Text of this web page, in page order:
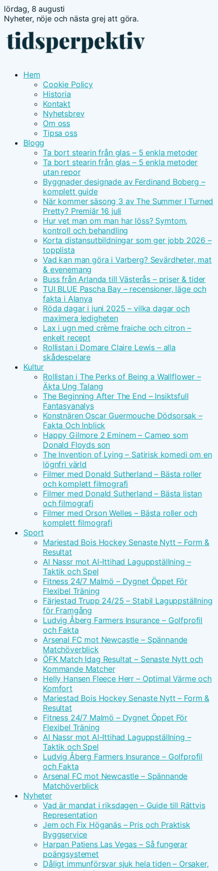
lördag, 8 augusti
Nyheter, nöje och nästa grej att göra.
Hem
Cookie Policy
Historia
Kontakt
Nyhetsbrev
Om oss
Tipsa oss
Blogg
Ta bort stearin från glas – 5 enkla metoder
Ta bort stearin från glas – 5 enkla metoder
utan repor
Byggnader designade av Ferdinand Boberg –
komplett guide
När kommer säsong 3 av The Summer I Turned
Pretty? Premiär 16 juli
Hur vet man om man har löss? Symtom,
kontroll och behandling
Korta distansutbildningar som ger jobb 2026 –
topplista
Vad kan man göra i Varberg? Sevärdheter, mat
& evenemang
Buss från Arlanda till Västerås – priser & tider
TUI BLUE Pascha Bay – recensioner, läge och
fakta i Alanya
Röda dagar i juni 2025 – vilka dagar och
maximera ledigheten
Lax i ugn med crème fraiche och citron –
enkelt recept
Rollistan i Domare Claire Lewis – alla
skådespelare
Kultur
Rollistan i The Perks of Being a Wallflower –
Äkta Ung Talang
The Beginning After The End – Insiktsfull
Fantasyanalys
Konstnären Oscar Guermouche Dödsorsak –
Fakta Och Inblick
Happy Gilmore 2 Eminem – Cameo som
Donald Floyds son
The Invention of Lying – Satirisk komedi om en
lögnfri värld
Filmer med Donald Sutherland – Bästa roller
och komplett filmografi
Filmer med Donald Sutherland – Bästa listan
och filmografi
Filmer med Orson Welles – Bästa roller och
komplett filmografi
Sport
Mariestad Bois Hockey Senaste Nytt – Form &
Resultat
Al Nassr mot Al-Ittihad Laguppställning –
Taktik och Spel
Fitness 24/7 Malmö – Dygnet Öppet För
Flexibel Träning
Färjestad Trupp 24/25 – Stabil Laguppställning
för Framgång
Ludvig Åberg Farmers Insurance – Golfprofil
och Fakta
Arsenal FC mot Newcastle – Spännande
Matchöverblick
ÖFK Match Idag Resultat – Senaste Nytt och
Kommande Matcher
Helly Hansen Fleece Herr – Optimal Värme och
Komfort
Mariestad Bois Hockey Senaste Nytt – Form &
Resultat
Fitness 24/7 Malmö – Dygnet Öppet För
Flexibel Träning
Al Nassr mot Al-Ittihad Laguppställning –
Taktik och Spel
Ludvig Åberg Farmers Insurance – Golfprofil
och Fakta
Arsenal FC mot Newcastle – Spännande
Matchöverblick
Nyheter
Vad är mandat i riksdagen – Guide till Rättvis
Representation
Jem och Fix Höganäs – Pris och Praktisk
Byggservice
Harpan Patiens Las Vegas – Så fungerar
poängsystemet
Dåligt immunförsvar sjuk hela tiden – Orsaker,